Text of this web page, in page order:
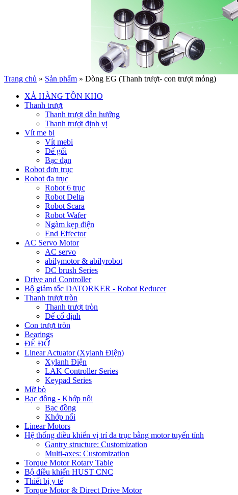
Trang chủ » Sản phẩm » Dòng EG (Thanh trượt- con trượt mỏng)
XẢ HÀNG TỒN KHO
Thanh trượt
Thanh trượt dẫn hướng
Thanh trượt định vị
Vít me bi
Vít mebi
Đế gối
Bạc đạn
Robot đơn trục
Robot đa trục
Robot 6 trục
Robot Delta
Robot Scara
Robot Wafer
Ngàm kẹp điện
End Effector
AC Servo Motor
AC servo
abilymotor & abilyrobot
DC brush Series
Drive and Controller
Bộ giảm tốc DATORKER - Robot Reducer
Thanh trượt tròn
Thanh trượt tròn
Đế cố định
Con trượt tròn
Bearings
ĐẾ ĐỠ
Linear Actuator (Xylanh Điện)
Xylanh Điện
LAK Controller Series
Keypad Series
Mỡ bò
Bạc đồng - Khớp nối
Bạc đồng
Khớp nối
Linear Motors
Hệ thống điều khiển vị trí đa trục bằng motor tuyến tính
Gantry structure: Customization
Multi-axes: Customization
Torque Motor Rotary Table
Bộ điều khiển HUST CNC
Thiết bị y tế
Torque Motor & Direct Drive Motor